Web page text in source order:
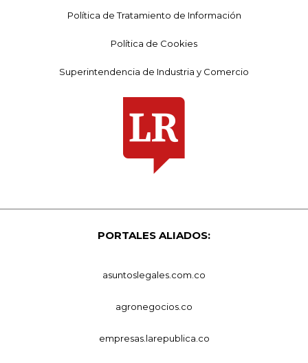
Política de Tratamiento de Información
Política de Cookies
Superintendencia de Industria y Comercio
PORTALES ALIADOS:
asuntoslegales.com.co
agronegocios.co
empresas.larepublica.co